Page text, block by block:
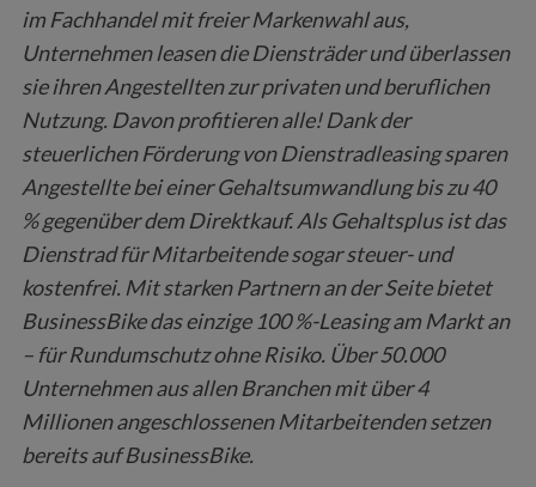
im Fachhandel mit freier Markenwahl aus,
Unternehmen leasen die Diensträder und überlassen
sie ihren Angestellten zur privaten und beruflichen
Nutzung. Davon profitieren alle! Dank der
steuerlichen Förderung von Dienstradleasing sparen
Angestellte bei einer Gehaltsumwandlung bis zu 40
% gegenüber dem Direktkauf. Als Gehaltsplus ist das
Dienstrad für Mitarbeitende sogar steuer- und
kostenfrei. Mit starken Partnern an der Seite bietet
BusinessBike das einzige 100 %-Leasing am Markt an
– für Rundumschutz ohne Risiko. Über 50.000
Unternehmen aus allen Branchen mit über 4
Millionen angeschlossenen Mitarbeitenden setzen
bereits auf BusinessBike.
e
a
r
f